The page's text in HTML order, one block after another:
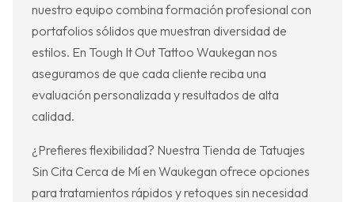
nuestro equipo combina formación profesional con
portafolios sólidos que muestran diversidad de
estilos. En Tough It Out Tattoo Waukegan nos
aseguramos de que cada cliente reciba una
evaluación personalizada y resultados de alta
calidad.
¿Prefieres flexibilidad? Nuestra Tienda de Tatuajes
Sin Cita Cerca de Mí en Waukegan ofrece opciones
para tratamientos rápidos y retoques sin necesidad